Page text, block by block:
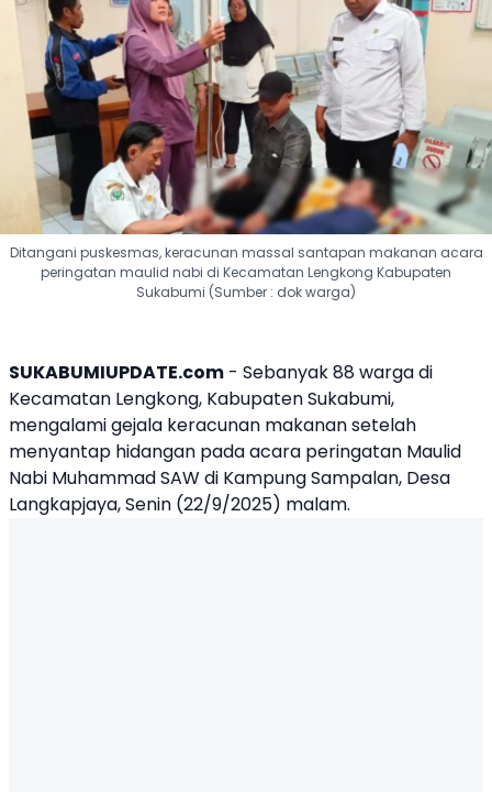
Ditangani puskesmas, keracunan massal santapan makanan acara
peringatan maulid nabi di Kecamatan Lengkong Kabupaten
Sukabumi (Sumber : dok warga)
SUKABUMIUPDATE.com - Sebanyak 88 warga di
Kecamatan Lengkong, Kabupaten Sukabumi,
mengalami gejala keracunan makanan setelah
menyantap hidangan pada acara peringatan Maulid
Nabi Muhammad SAW di Kampung Sampalan, Desa
Langkapjaya, Senin (22/9/2025) malam.